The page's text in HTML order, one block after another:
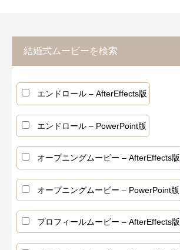
結婚式ムービーを検索
エンドロール – AfterEffects版
エンドロール – PowerPoint版
オープニングムービー – AfterEffects版
オープニングムービー – PowerPoint版
プロフィールムービー – AfterEffects版